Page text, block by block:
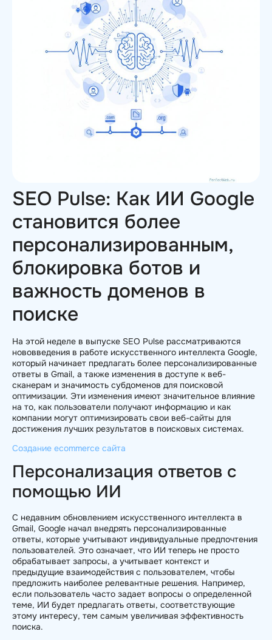
SEO Pulse: Как ИИ Google
становится более
персонализированным,
блокировка ботов и
важность доменов в
поиске
На этой неделе в выпуске SEO Pulse рассматриваются
нововведения в работе искусственного интеллекта Google,
который начинает предлагать более персонализированные
ответы в Gmail, а также изменения в доступе к веб-
сканерам и значимость субдоменов для поисковой
оптимизации. Эти изменения имеют значительное влияние
на то, как пользователи получают информацию и как
компании могут оптимизировать свои веб-сайты для
достижения лучших результатов в поисковых системах.
Создание ecommerce сайта
Персонализация ответов с
помощью ИИ
С недавним обновлением искусственного интеллекта в
Gmail, Google начал внедрять персонализированные
ответы, которые учитывают индивидуальные предпочтения
пользователей. Это означает, что ИИ теперь не просто
обрабатывает запросы, а учитывает контекст и
предыдущие взаимодействия с пользователем, чтобы
предложить наиболее релевантные решения. Например,
если пользователь часто задает вопросы о определенной
теме, ИИ будет предлагать ответы, соответствующие
этому интересу, тем самым увеличивая эффективность
поиска.